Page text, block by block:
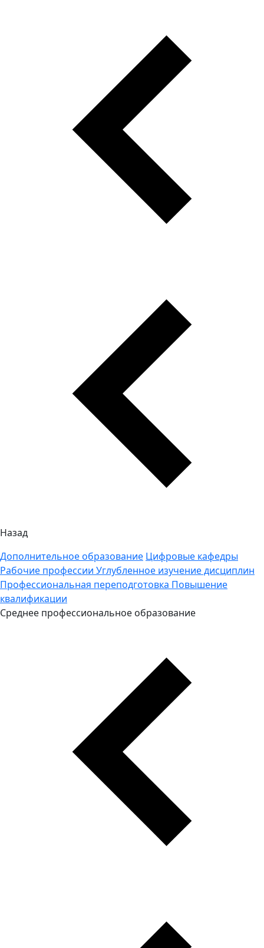
Назад
Дополнительное образование Цифровые кафедры
Рабочие профессии Углубленное изучение дисциплин
Профессиональная переподготовка Повышение
квалификации
Среднее профессиональное образование